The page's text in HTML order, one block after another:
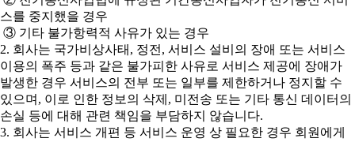
스를 중지했을 경우
③ 기타 불가항력적 사유가 있는 경우
2. 회사는 국가비상사태, 정전, 서비스 설비의 장애 또는 서비스
이용의 폭주 등과 같은 불가피한 사유로 서비스 제공에 장애가
발생한 경우 서비스의 전부 또는 일부를 제한하거나 정지할 수
있으며, 이로 인한 정보의 삭제, 미전송 또는 기타 통신 데이터의
손실 등에 대해 관련 책임을 부담하지 않습니다.
3. 회사는 서비스 개편 등 서비스 운영 상 필요한 경우 회원에게